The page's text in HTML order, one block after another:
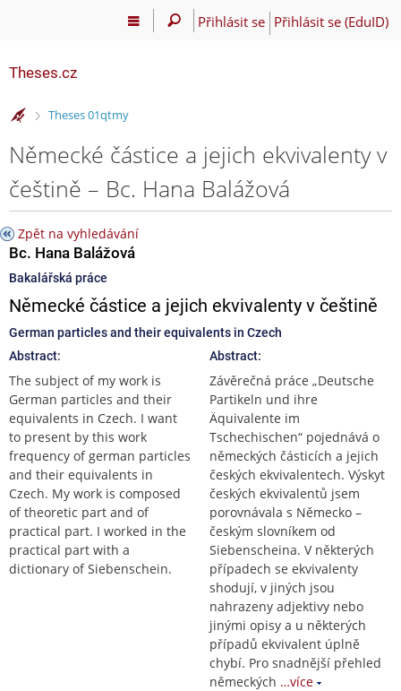
Přihlásit se Přihlásit se (EduID)
Theses.cz
>
Theses 01qtmy
Německé částice a jejich ekvivalenty v
češtině – Bc. Hana Balážová
Zpět na vyhledávání
Bc. Hana Balážová
Bakalářská práce
Německé částice a jejich ekvivalenty v češtině
German particles and their equivalents in Czech
Abstract:
The subject of my work is
German particles and their
equivalents in Czech. I want
to present by this work
frequency of german particles
and their equivalents in
Czech. My work is composed
of theoretic part and of
practical part. I worked in the
practical part with a
dictionary of Siebenschein.
Abstract:
Závěrečná práce „Deutsche
Partikeln und ihre
Äquivalente im
Tschechischen“ pojednává o
německých částicích a jejich
českých ekvivalentech. Výskyt
českých ekvivalentů jsem
porovnávala s Německo –
českým slovníkem od
Siebenscheina. V některých
případech se ekvivalenty
shodují, v jiných jsou
nahrazeny adjektivy nebo
jinými opisy a u některých
případů ekvivalent úplně
chybí. Pro snadnější přehled
německých …více